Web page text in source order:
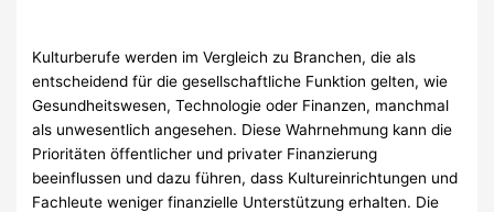
Kulturberufe werden im Vergleich zu Branchen, die als
entscheidend für die gesellschaftliche Funktion gelten, wie
Gesundheitswesen, Technologie oder Finanzen, manchmal
als unwesentlich angesehen. Diese Wahrnehmung kann die
Prioritäten öffentlicher und privater Finanzierung
beeinflussen und dazu führen, dass Kultureinrichtungen und
Fachleute weniger finanzielle Unterstützung erhalten. Die